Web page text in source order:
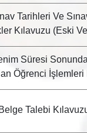
Tarihleri Ve
Kılavuzu (Eski
Süresi
Öğrenci İşlemleri
Belge Talebi